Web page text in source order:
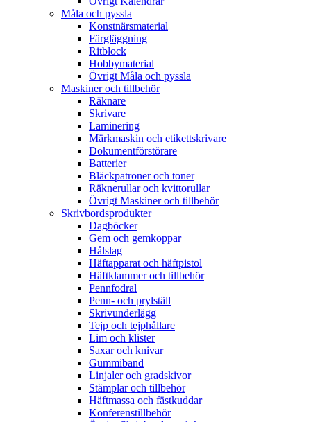
Måla och pyssla
Konstnärsmaterial
Färgläggning
Ritblock
Hobbymaterial
Övrigt Måla och pyssla
Maskiner och tillbehör
Räknare
Skrivare
Laminering
Märkmaskin och etikettskrivare
Dokumentförstörare
Batterier
Bläckpatroner och toner
Räknerullar och kvittorullar
Övrigt Maskiner och tillbehör
Skrivbordsprodukter
Dagböcker
Gem och gemkoppar
Hålslag
Häftapparat och häftpistol
Häftklammer och tillbehör
Pennfodral
Penn- och prylställ
Skrivunderlägg
Tejp och tejphållare
Lim och klister
Saxar och knivar
Gummiband
Linjaler och gradskivor
Stämplar och tillbehör
Häftmassa och fästkuddar
Konferenstillbehör